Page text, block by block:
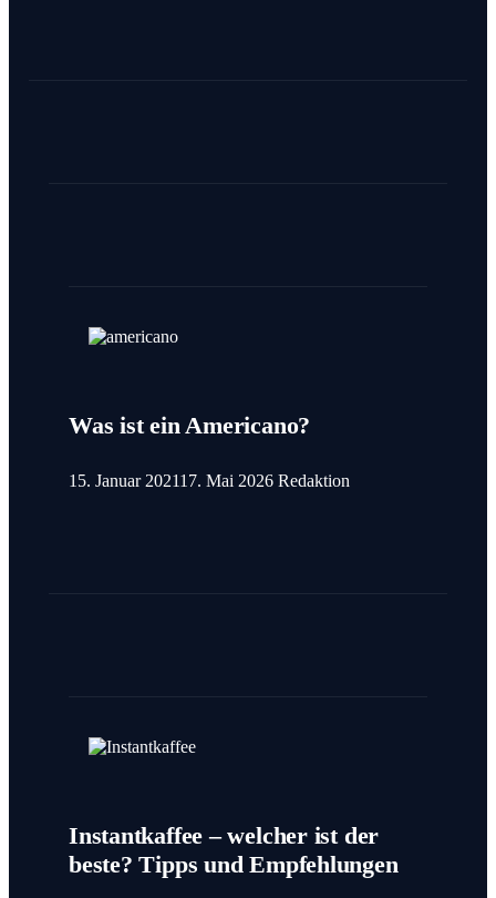
Was ist ein Americano?
15. Januar 202117. Mai 2026 Redaktion
Instantkaffee – welcher ist der
beste? Tipps und Empfehlungen